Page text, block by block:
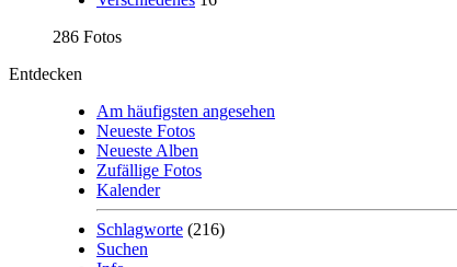
286 Fotos
Entdecken
Am häufigsten angesehen
Neueste Fotos
Neueste Alben
Zufällige Fotos
Kalender
Schlagworte (216)
Suchen